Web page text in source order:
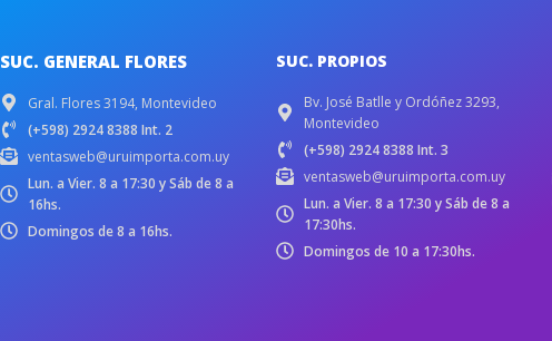
SUC. GENERAL FLORES
Gral. Flores 3194, Montevideo
(+598) 2924 8388 Int. 2
ventasweb@uruimporta.com.uy
Lun. a Vier. 8 a 17:30 y Sáb de 8 a
16hs.
Domingos de 8 a 16hs.
SUC. PROPIOS
Bv. José Batlle y Ordóñez 3293,
Montevideo
(+598) 2924 8388 Int. 3
ventasweb@uruimporta.com.uy
Lun. a Vier. 8 a 17:30 y Sáb de 8 a
17:30hs.
Domingos de 10 a 17:30hs.